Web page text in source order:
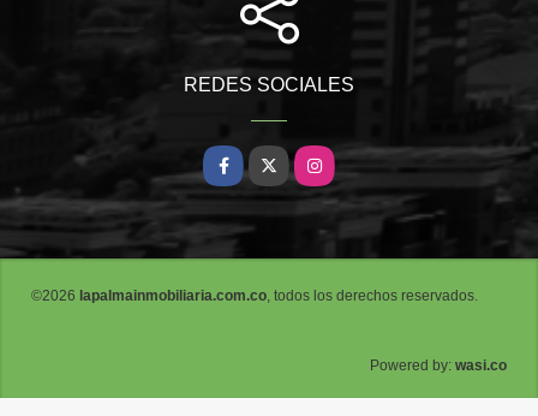
REDES SOCIALES
Facebook
X Instagram
©2026 lapalmainmobiliaria.com.co, todos los derechos reservados.
Powered by: wasi.co